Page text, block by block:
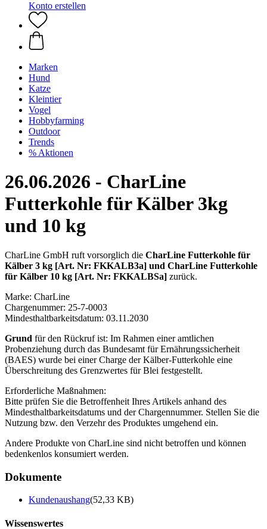
Konto erstellen
Marken
Hund
Katze
Kleintier
Vogel
Hobbyfarming
Outdoor
Trends
% Aktionen
26.06.2026 - CharLine
Futterkohle für Kälber 3kg
und 10 kg
CharLine GmbH ruft vorsorglich die CharLine Futterkohle für
Kälber 3 kg [Art. Nr: FKKALB3a] und CharLine Futterkohle
für Kälber 10 kg [Art. Nr: FKKALBSa] zurück.
Marke: CharLine
Chargenummer: 25-7-0003
Mindesthaltbarkeitsdatum: 03.11.2030
Grund für den Rückruf ist: Im Rahmen einer amtlichen
Probenziehung durch das Bundesamt für Ernährungssicherheit
(BAES) wurde bei einer Charge der Kälber-Futterkohle eine
Überschreitung des Grenzwertes für Blei festgestellt.
Erforderliche Maßnahmen:
Bitte prüfen Sie die Betroffenheit Ihres Artikels anhand des
Mindesthaltbarkeitsdatums und der Chargennummer. Stellen Sie die
Nutzung bzw. den Verzehr des Produktes umgehend ein.
Andere Produkte von CharLine sind nicht betroffen und können
bedenkenlos konsumiert werden.
Dokumente
Kundenaushang(52,33 KB)
Wissenswertes